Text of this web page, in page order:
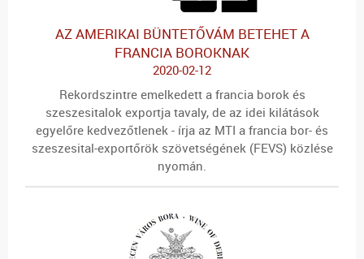
AZ AMERIKAI BÜNTETŐVÁM BETEHET A
FRANCIA BOROKNAK
2020-02-12
Rekordszintre emelkedett a francia borok és
szeszesitalok exportja tavaly, de az idei kilátások
egyelőre kedvezőtlenek - írja az MTI a francia bor- és
szeszesital-exportőrök szövetségének (FEVS) közlése
nyomán.